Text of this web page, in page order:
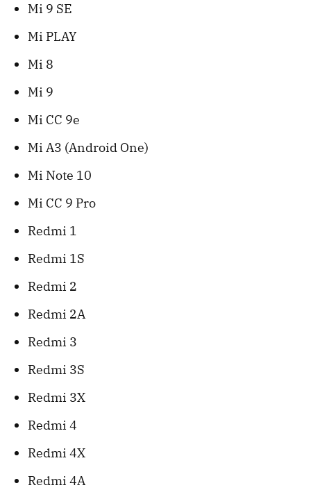
Mi 9 SE
Mi PLAY
Mi 8
Mi 9
Mi CC 9e
Mi A3 (Android One)
Mi Note 10
Mi CC 9 Pro
Redmi 1
Redmi 1S
Redmi 2
Redmi 2A
Redmi 3
Redmi 3S
Redmi 3X
Redmi 4
Redmi 4X
Redmi 4A